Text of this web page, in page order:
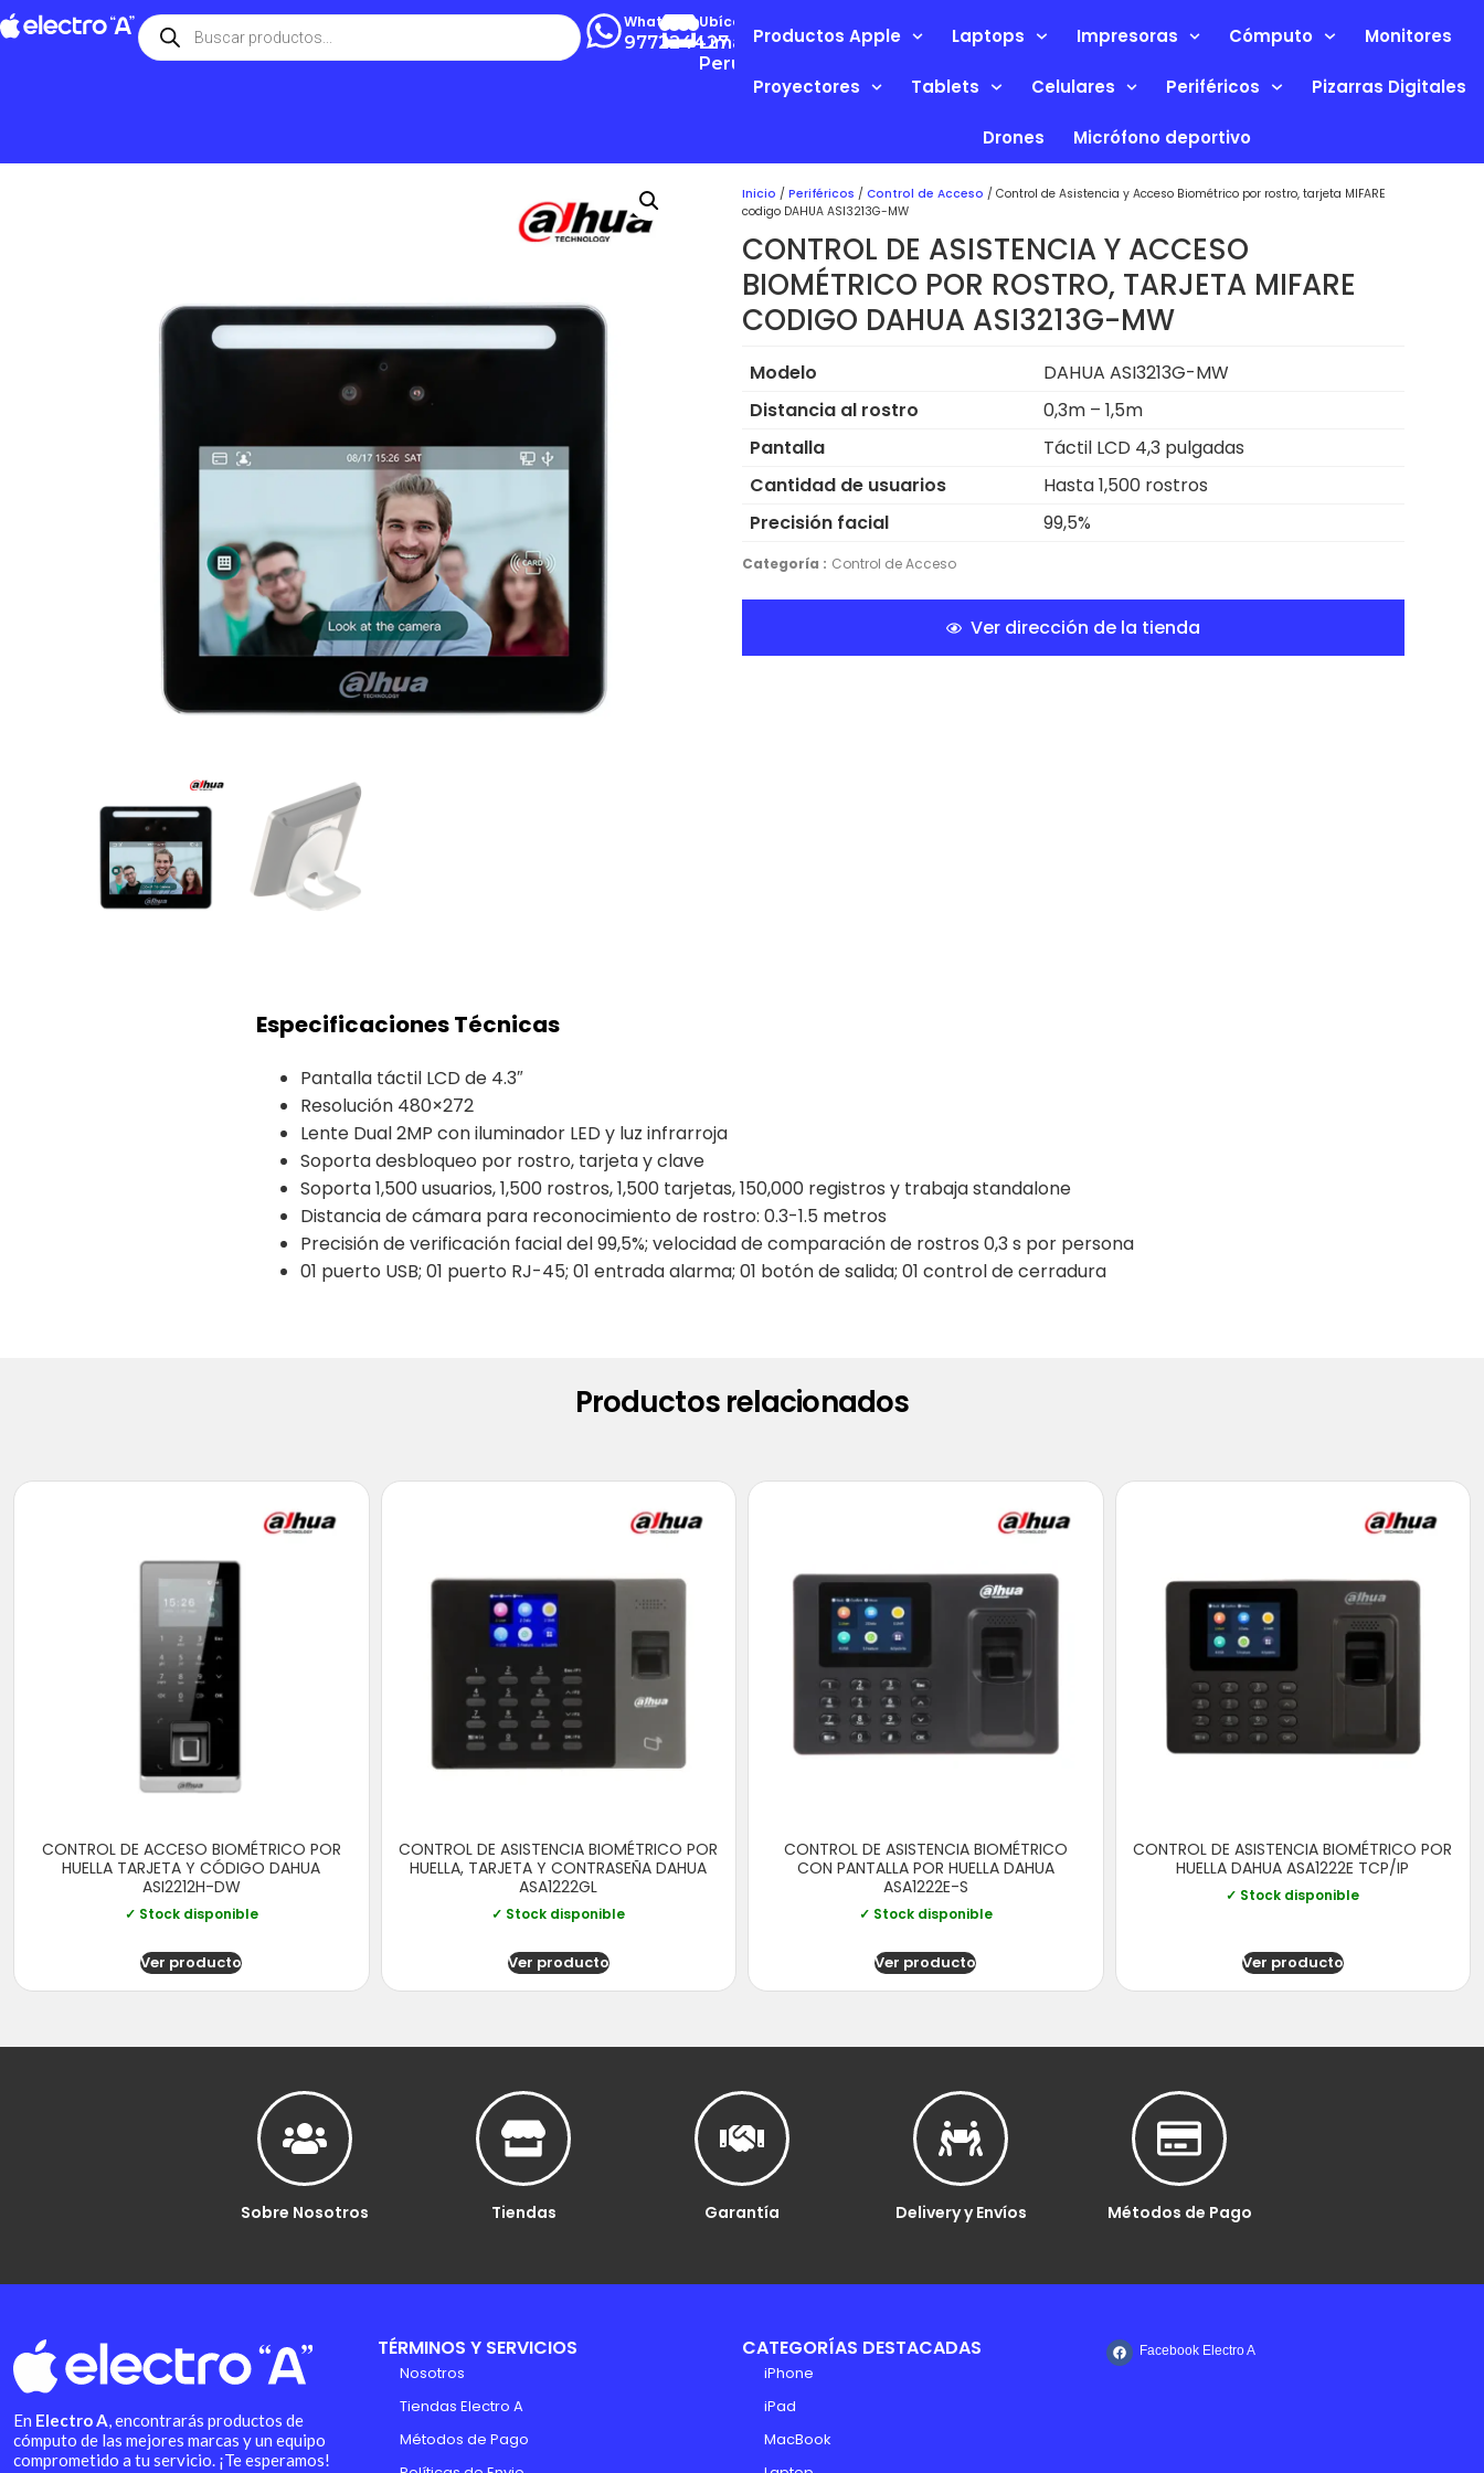
Whatsapp
977224427
Ubícanos
Lima-
Perú
Productos Apple Laptops Impresoras Cómputo Monitores
Proyectores Tablets Celulares Periféricos Pizarras Digitales
Drones Micrófono deportivo
Inicio / Periféricos / Control de Acceso / Control de Asistencia y Acceso Biométrico por rostro, tarjeta MIFARE
codigo DAHUA ASI3213G-MW
CONTROL DE ASISTENCIA Y ACCESO
BIOMÉTRICO POR ROSTRO, TARJETA MIFARE
CODIGO DAHUA ASI3213G-MW
Modelo
DAHUA ASI3213G-MW
Distancia al rostro
0,3m – 1,5m
Pantalla
Táctil LCD 4,3 pulgadas
Cantidad de usuarios
Hasta 1,500 rostros
Precisión facial
99,5%
Categoría : Control de Acceso
Ver dirección de la tienda
Especificaciones Técnicas
Pantalla táctil LCD de 4.3″
Resolución 480×272
Lente Dual 2MP con iluminador LED y luz infrarroja
Soporta desbloqueo por rostro, tarjeta y clave
Soporta 1,500 usuarios, 1,500 rostros, 1,500 tarjetas, 150,000 registros y trabaja standalone
Distancia de cámara para reconocimiento de rostro: 0.3-1.5 metros
Precisión de verificación facial del 99,5%; velocidad de comparación de rostros 0,3 s por persona
01 puerto USB; 01 puerto RJ-45; 01 entrada alarma; 01 botón de salida; 01 control de cerradura
Productos relacionados
CONTROL DE ACCESO BIOMÉTRICO POR
HUELLA TARJETA Y CÓDIGO DAHUA
ASI2212H-DW
✓ Stock disponible
Ver producto
CONTROL DE ASISTENCIA BIOMÉTRICO POR
HUELLA, TARJETA Y CONTRASEÑA DAHUA
ASA1222GL
✓ Stock disponible
Ver producto
CONTROL DE ASISTENCIA BIOMÉTRICO
CON PANTALLA POR HUELLA DAHUA
ASA1222E-S
✓ Stock disponible
Ver producto
CONTROL DE ASISTENCIA BIOMÉTRICO POR
HUELLA DAHUA ASA1222E TCP/IP
✓ Stock disponible
Ver producto
Sobre Nosotros Tiendas Garantía Delivery y Envíos Métodos de Pago
En Electro A, encontrarás productos de
cómputo de las mejores marcas y un equipo
comprometido a tu servicio. ¡Te esperamos!
TÉRMINOS Y SERVICIOS
Nosotros
Tiendas Electro A
Métodos de Pago
CATEGORÍAS DESTACADAS
iPhone
iPad
MacBook
Facebook Electro A